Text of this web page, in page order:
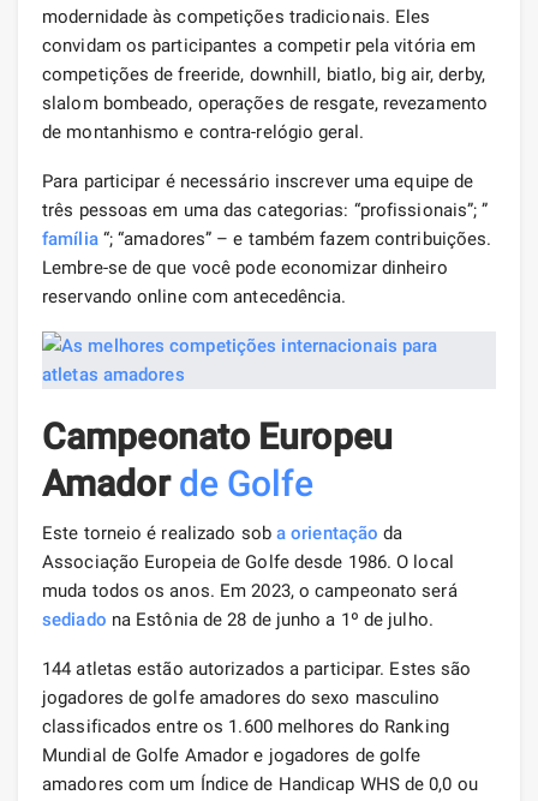
modernidade às competições tradicionais. Eles
convidam os participantes a competir pela vitória em
competições de freeride, downhill, biatlo, big air, derby,
slalom bombeado, operações de resgate, revezamento
de montanhismo e contra-relógio geral.
Para participar é necessário inscrever uma equipe de
três pessoas em uma das categorias: “profissionais”; ”
família“; “amadores” – e também fazem contribuições.
Lembre-se de que você pode economizar dinheiro
reservando online com antecedência.
Campeonato Europeu
Amador de Golfe
Este torneio é realizado sob a orientação da
Associação Europeia de Golfe desde 1986. O local
muda todos os anos. Em 2023, o campeonato será
sediado na Estônia de 28 de junho a 1º de julho.
144 atletas estão autorizados a participar. Estes são
jogadores de golfe amadores do sexo masculino
classificados entre os 1.600 melhores do Ranking
Mundial de Golfe Amador e jogadores de golfe
amadores com um Índice de Handicap WHS de 0,0 ou